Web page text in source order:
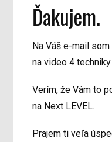
Ďakujem.
Na Váš e-mail
na video 4
Verím, že Vám to
na Next LEVEL.
Prajem ti veľa